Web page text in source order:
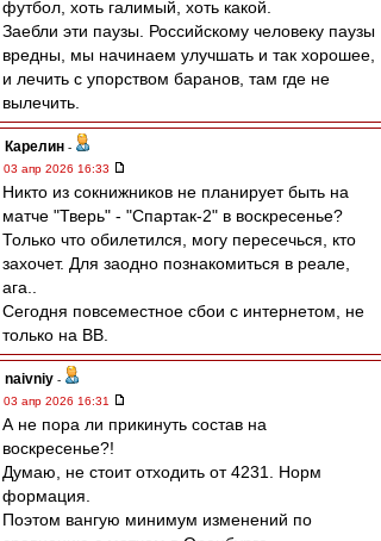
футбол, хоть галимый, хоть какой.
Заебли эти паузы. Российскому человеку паузы
вредны, мы начинаем улучшать и так хорошее,
и лечить с упорством баранов, там где не
вылечить.
Карелин -
03 апр 2026 16:33
Никто из сокнижников не планирует быть на
матче "Тверь" - "Спартак-2" в воскресенье?
Только что обилетился, могу пересечься, кто
захочет. Для заодно познакомиться в реале,
ага..
Сегодня повсеместное сбои с интернетом, не
только на ВВ.
naivniy -
03 апр 2026 16:31
А не пора ли прикинуть состав на
воскресенье?!
Думаю, не стоит отходить от 4231. Норм
формация.
Поэтом вангую минимум изменений по